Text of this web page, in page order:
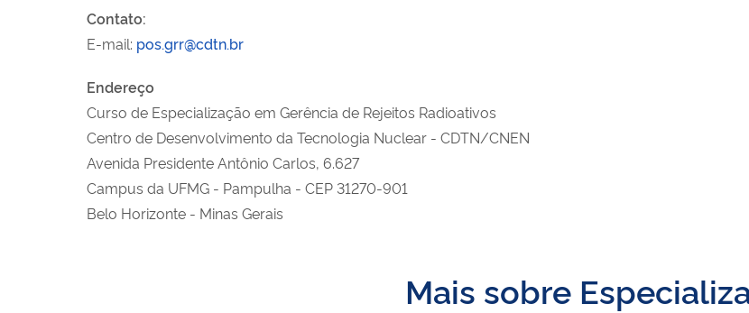
Contato:
E-mail: pos.grr@cdtn.br
Endereço
Curso de Especialização em Gerência de Rejeitos Radioativos
Centro de Desenvolvimento da Tecnologia Nuclear - CDTN/CNEN
Avenida Presidente Antônio Carlos, 6.627
Campus da UFMG - Pampulha - CEP 31270-901
Belo Horizonte - Minas Gerais
Mais sobre